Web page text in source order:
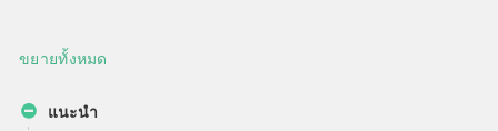
ขยายทั้งหมด
แนะนำ